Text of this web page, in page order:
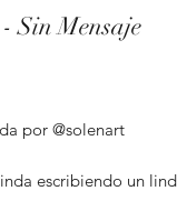
Sin Mensaje
por @solenart
escribiendo un